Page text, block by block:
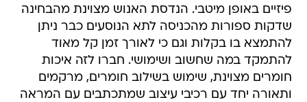
פיזיים באופן מיטבי. הנדסת האנוש מצוינת מהבחינה
שדקות ספורות מהכניסה לתא הנוסעים כבר ניתן
להתמצא בו בקלות וגם כי לאורך זמן קל מאוד
להתמקד במה שחשוב ושימושי. חברו לזה איכות
חומרים מצוינת, שימוש בשילוב חומרים, מרקמים
ותאורה יחד עם רכיבי עיצוב שמתכתבים עם המראה